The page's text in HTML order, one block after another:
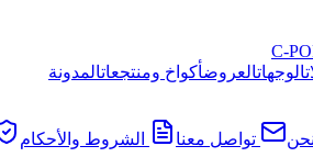
C-
الوجهاتالعروضأكواخ ومنتجعاتالمدونة
تواصل معنا الشروط والأحكام